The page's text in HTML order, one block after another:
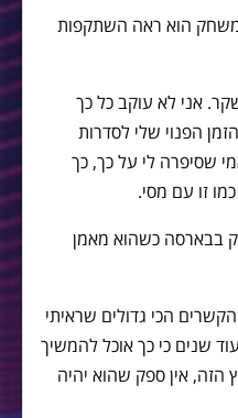
הוא ראה השתקפות
אני לא עוקב כל כך
הפנוי שלי לסדרות
שסיפרה לי על כך, כך
זו עם מסי.
בבארסה כשהוא מאמן
הכי גדולים שראיתי
שנים כי כך אוכל להמשיך
הזה, אין ספק שהוא יהיה